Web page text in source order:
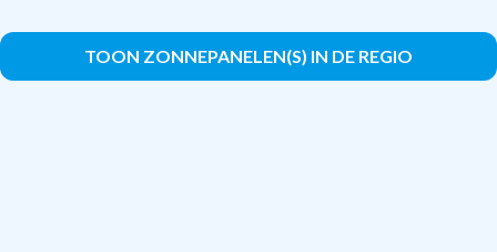
TOON ZONNEPANELEN(S) IN DE REGIO